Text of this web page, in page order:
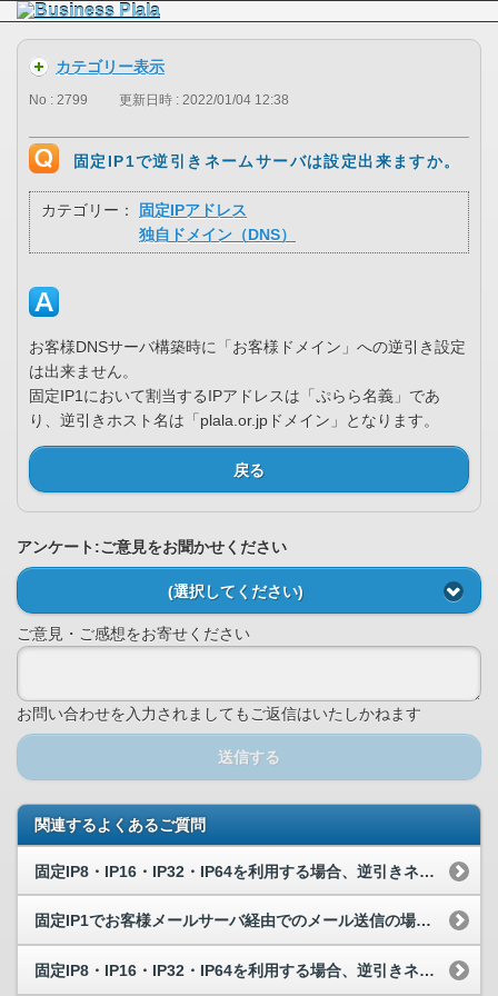
カテゴリー表示
No : 2799 更新日時 : 2022/01/04 12:38
固定IP1で逆引きネームサーバは設定出来ますか。
カテゴリー：
固定IPアドレス
独自ドメイン（DNS）
お客様DNSサーバ構築時に「お客様ドメイン」への逆引き設定
は出来ません。
固定IP1において割当するIPアドレスは「ぷらら名義」であ
り、逆引きホスト名は「plala.or.jpドメイン」となります。
戻る
アンケート:ご意見をお聞かせください
(選択してください)
ご意見・ご感想をお寄せください
お問い合わせを入力されましてもご返信はいたしかねます
送信する
関連するよくあるご質問
固定IP8・IP16・IP32・IP64を利用する場合、逆引きネームサーバ...
固定IP1でお客様メールサーバ経由でのメール送信の場合、逆引きできず相手よ...
固定IP8・IP16・IP32・IP64を利用する場合、逆引きネームサーバ...